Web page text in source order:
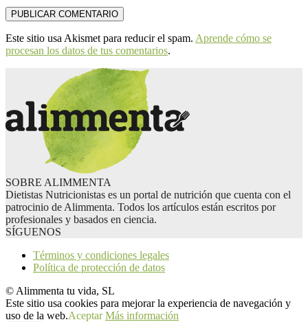
Este sitio usa Akismet para reducir el spam. Aprende cómo se
procesan los datos de tus comentarios.
SOBRE ALIMMENTA
Dietistas Nutricionistas es un portal de nutrición que cuenta con el
patrocinio de Alimmenta. Todos los artículos están escritos por
profesionales y basados en ciencia.
SÍGUENOS
Términos y condiciones legales
Política de protección de datos
© Alimmenta tu vida, SL
Este sitio usa cookies para mejorar la experiencia de navegación y
uso de la web.Aceptar Más información